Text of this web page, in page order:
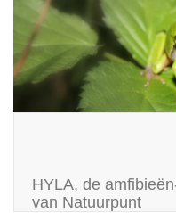
HYLA, de
van Natuurpunt